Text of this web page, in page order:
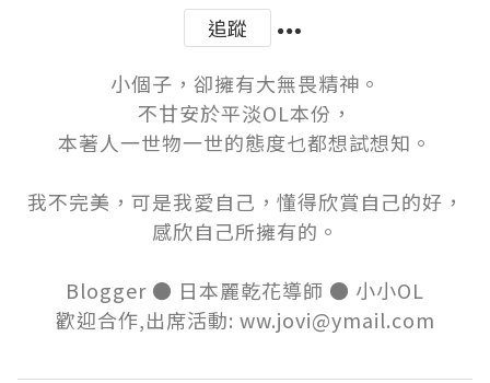
追蹤
小個子，卻擁有大無畏精神。
不甘安於平淡OL本份，
本著人一世物一世的態度乜都想試想知。
我不完美，可是我愛自己，懂得欣賞自己的好，
感欣自己所擁有的。
Blogger ● 日本麗乾花導師 ● 小小OL
歡迎合作,出席活動: ww.jovi@ymail.com